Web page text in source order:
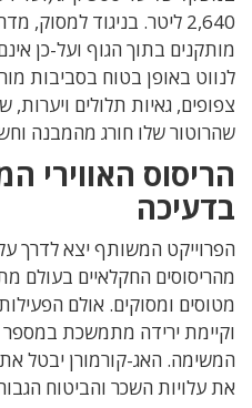
2,640 ליטר. בניגוד
מותקנים בתוך הגוף ועל-כן
לנווט באופן בטוח בסביבות
צפופים, גאיות תלולים ויערות,
שהרוטור שלו חורג מהמבנה
הריסוס האווירי
בדעיכה
מהריסוסים החקלאיים בעולם
מטוסים ומסוקים. אולם
וקיימת ירידה מתמשכת
המשימה. האג-קורמורן יבטל את
את עלויות השכר והביטוח